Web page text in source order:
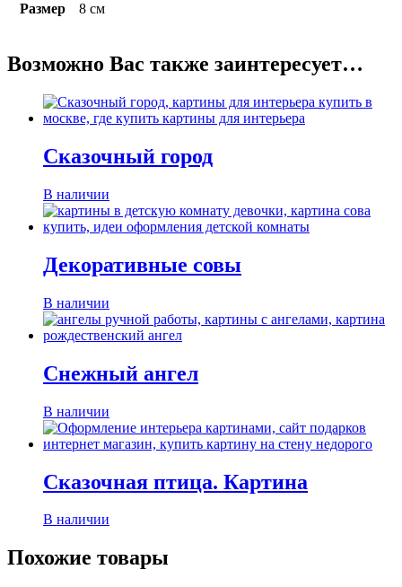
Размер 8 см
Возможно Вас также заинтересует…
Сказочный город
В наличии
Декоративные совы
В наличии
Снежный ангел
В наличии
Сказочная птица. Картина
В наличии
Похожие товары